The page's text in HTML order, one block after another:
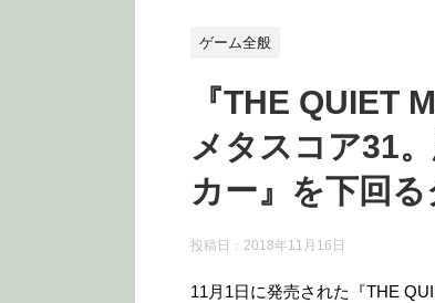
ゲーム全般
『THE QUIET
メタスコア31
カー』を下回
投稿日： 2018年11月16日
11月1日に発売された『THE